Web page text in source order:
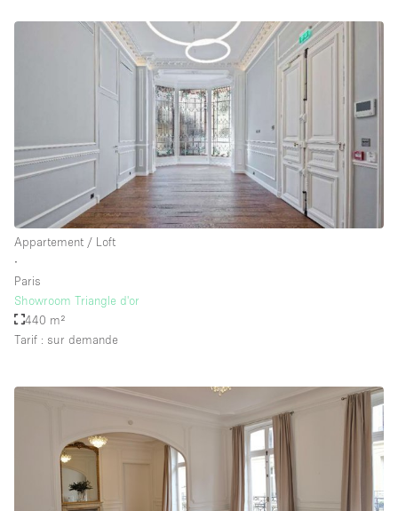
Appartement / Loft
∙
Paris
Showroom Triangle d'or
440 m²
Tarif : sur demande